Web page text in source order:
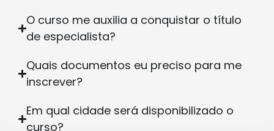
O curso me auxilia a conquistar o título
de especialista?
Quais documentos eu preciso para me
inscrever?
Em qual cidade será disponibilizado o
curso?